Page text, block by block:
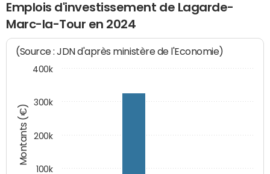
Emplois d'investissement de Lagarde-
Marc-la-Tour en 2024
Montants (€)
(Source : JDN d'après ministère de l'Economie)
100k
200k
300k
400k